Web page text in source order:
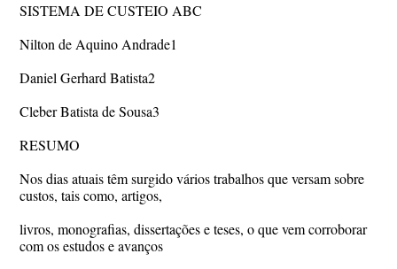
SISTEMA DE CUSTEIO ABC
Nilton de Aquino Andrade1
Daniel Gerhard Batista2
Cleber Batista de Sousa3
RESUMO
Nos dias atuais têm surgido vários trabalhos que versam sobre
custos, tais como, artigos,
livros, monografias, dissertações e teses, o que vem corroborar
com os estudos e avanços